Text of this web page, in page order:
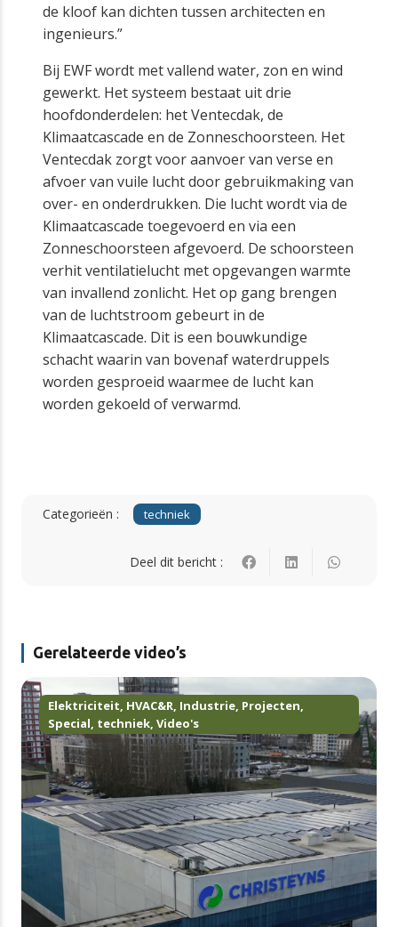
de kloof kan dichten tussen architecten en
ingenieurs.”
Bij EWF wordt met vallend water, zon en wind
gewerkt. Het systeem bestaat uit drie
hoofdonderdelen: het Ventecdak, de
Klimaatcascade en de Zonneschoorsteen. Het
Ventecdak zorgt voor aanvoer van verse en
afvoer van vuile lucht door gebruikmaking van
over- en onderdrukken. Die lucht wordt via de
Klimaatcascade toegevoerd en via een
Zonneschoorsteen afgevoerd. De schoorsteen
verhit ventilatielucht met opgevangen warmte
van invallend zonlicht. Het op gang brengen
van de luchtstroom gebeurt in de
Klimaatcascade. Dit is een bouwkundige
schacht waarin van bovenaf waterdruppels
worden gesproeid waarmee de lucht kan
worden gekoeld of verwarmd.
Categorieën : techniek
Deel dit bericht :
Gerelateerde video’s
Elektriciteit, HVAC&R, Industrie, Projecten,
Special, techniek, Video's